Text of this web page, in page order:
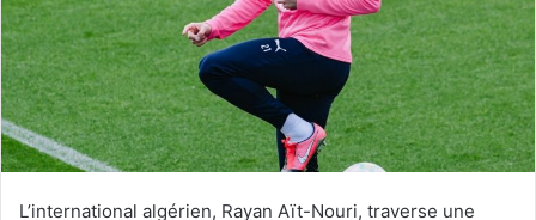
L’international algérien, Rayan Aït-Nouri, traverse une